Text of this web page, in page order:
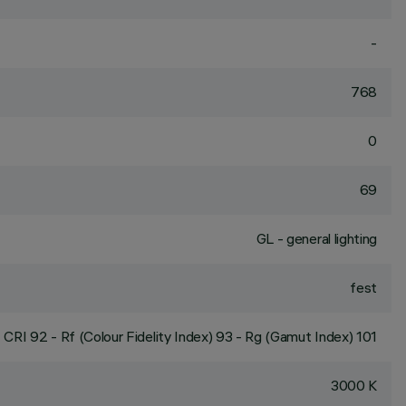
-
768
0
69
GL - general lighting
fest
CRI92 - Rf (Colour Fidelity Index) 93 - Rg (Gamut Index) 101
3000 K